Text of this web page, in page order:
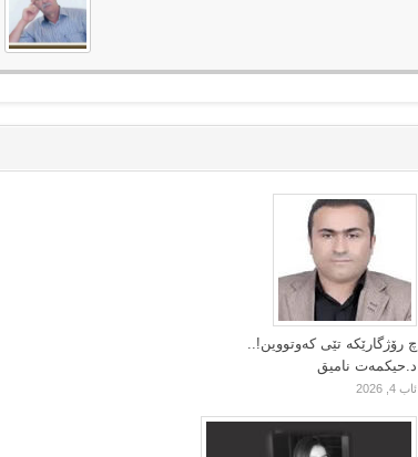
چ رۆژگارێکە تێی کەوتووین!..
د.حیکمەت نامیق
ئاب 4, 2026